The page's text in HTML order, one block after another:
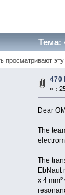
Тема:
просматривают эту
470
« :
Dear
The
The
EbNaut
x 4